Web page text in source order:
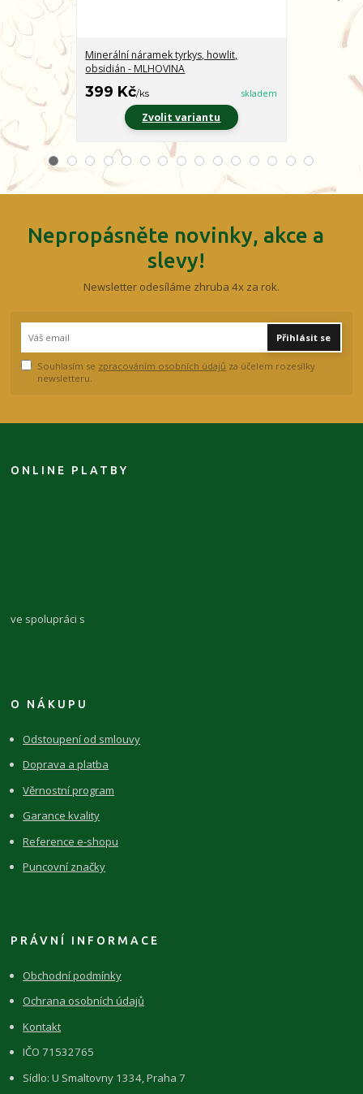
Minerální náramek tyrkys, howlit,
obsidián - MLHOVINA
399 Kč/ks skladem
Zvolit variantu
ks
Nepropásněte novinky, akce a
slevy!
Newsletter odesíláme zhruba 4x za rok.
Přihlásit se
Souhlasím se zpracováním osobních údajů za účelem rozesílky
newsletteru.
ONLINE PLATBY
ve spolupráci s
O NÁKUPU
Odstoupení od smlouvy
Doprava a platba
Věrnostní program
Garance kvality
Reference e-shopu
Puncovní značky
PRÁVNÍ INFORMACE
Obchodní podmínky
Ochrana osobních údajů
Kontakt
IČO 71532765
Sídlo: U Smaltovny 1334, Praha 7